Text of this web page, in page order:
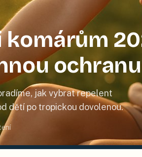
ochranu
jak vybrat repelent
dětí po tropickou dovolenou.